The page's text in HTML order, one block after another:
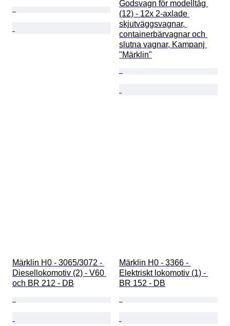
Godsvagn för modelltåg
(12) - 12x 2-axlade
skjutväggsvagnar,
containerbärvagnar och
slutna vagnar, Kampanj
"Märklin"
Märklin H0 - 3065/3072 -
Diesellokomotiv (2) - V60
och BR 212 - DB
Märklin H0 - 3366 -
Elektriskt lokomotiv (1) -
BR 152 - DB